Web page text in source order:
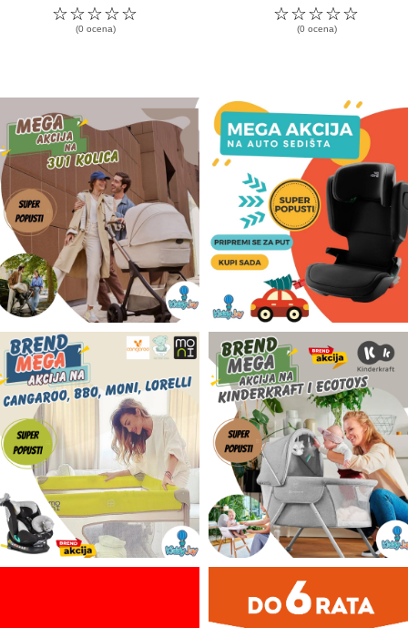
☆
☆
☆
☆
☆
(0 ocena)
☆
☆
☆
☆
☆
(0 ocena)